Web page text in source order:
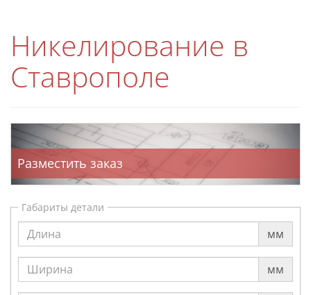
Никелирование в
Ставрополе
Разместить заказ
Габариты детали
мм
мм